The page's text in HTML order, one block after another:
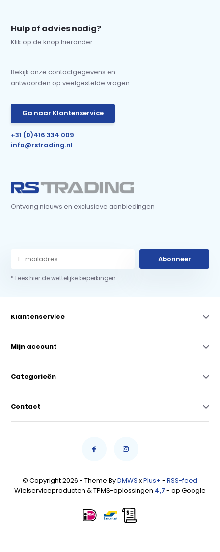
Hulp of advies nodig?
Klik op de knop hieronder
Bekijk onze contactgegevens en
antwoorden op veelgestelde vragen
Ga naar Klantenservice
+31 (0)416 334 009
info@rstrading.nl
Ontvang nieuws en exclusieve aanbiedingen
Abonneer
* Lees hier de wettelijke beperkingen
Klantenservice
Mijn account
Categorieën
Contact
© Copyright 2026 - Theme ByDMWS xPlus+ - RSS-feed
Wielserviceproducten & TPMS-oplossingen 4,7 - op Google